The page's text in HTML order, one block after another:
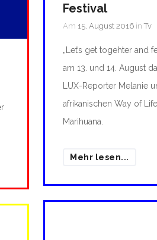
Festival
Am 15. August 2016 inTv
„Let’s get togehter and
am 13. und 14. August
LUX-Reporter Melanie
afrikanischen Way of
Marihuana.
Mehr lesen...